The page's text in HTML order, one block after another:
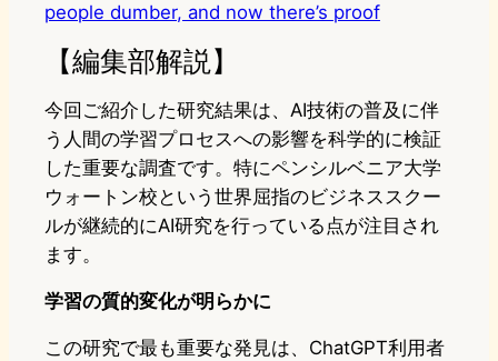
people dumber, and now there’s proof
【編集部解説】
今回ご紹介した研究結果は、AI技術の普及に伴
う人間の学習プロセスへの影響を科学的に検証
した重要な調査です。特にペンシルベニア大学
ウォートン校という世界屈指のビジネススクー
ルが継続的にAI研究を行っている点が注目され
ます。
学習の質的変化が明らかに
この研究で最も重要な発見は、ChatGPT利用者